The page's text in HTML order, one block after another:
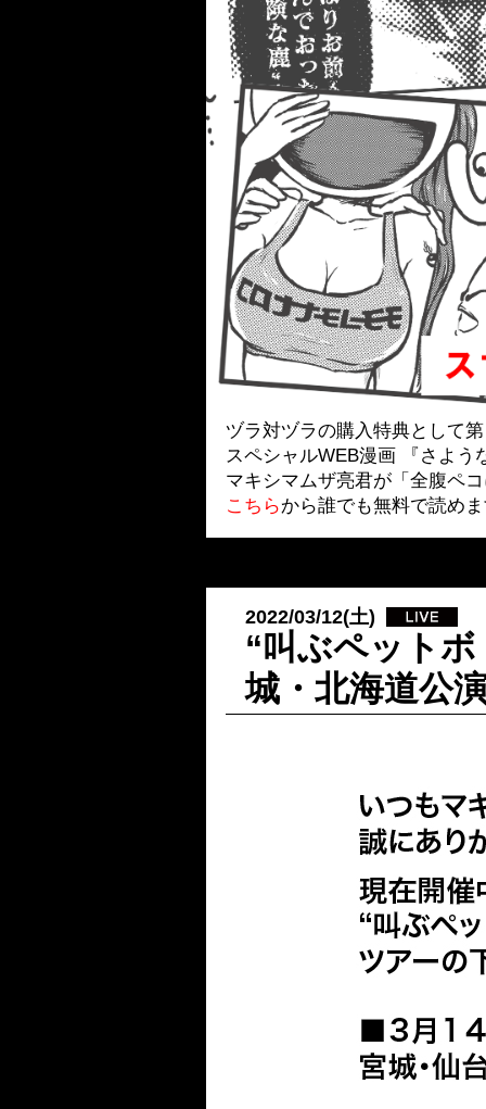
ヅラ対ヅラの購入特典として
スペシャルWEB漫画 『さよ
マキシマムザ亮君が「全腹ペ
こちらから誰でも無料で読め
2022/03/12(土)
“叫ぶペット
城・北海道公